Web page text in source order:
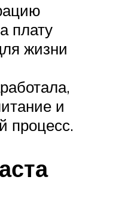
плату
жизни
и
процесс.